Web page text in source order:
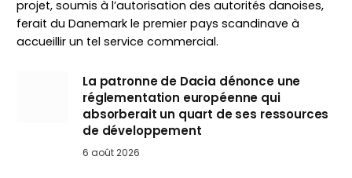
projet, soumis à l’autorisation des autorités danoises,
ferait du Danemark le premier pays scandinave à
accueillir un tel service commercial.
La patronne de Dacia dénonce une
réglementation européenne qui
absorberait un quart de ses ressources
de développement
6 août 2026